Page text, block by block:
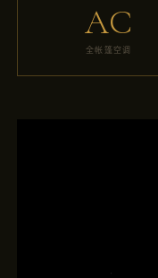
AC
全帐篷空调